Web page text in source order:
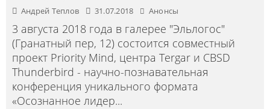
Андрей Теплов 31.07.2018 Анонсы
3 августа 2018 года в галерее "Эльлогос"
(Гранатный пер, 12) состоится совместный
проект Priority Mind, центра Tergar и CBSD
Thunderbird - научно-познавательная
конференция уникального формата
«Осознанное лидер...